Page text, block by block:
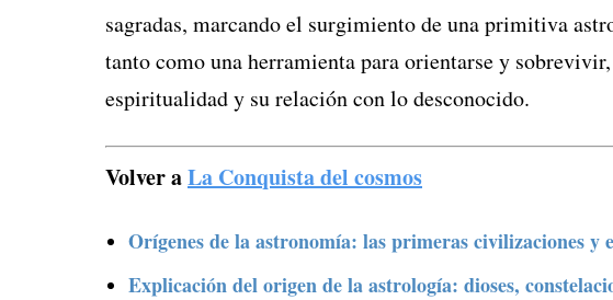
sagradas, marcando el surgimiento de una primitiva
tanto como una herramienta para orientarse y
espiritualidad y su relación con lo desconocido.
Volver aLa Conquista del cosmos
Orígenes de la astronomía: las primeras civilizaciones y
Explicación del origen de la astrología: dioses,